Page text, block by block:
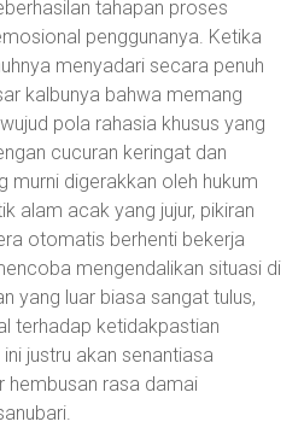
tahapan proses
penggunanya. Ketika
menyadari secara penuh
kalbunya bahwa memang
pola rahasia khusus yang
cucuran keringat dan
murni digerakkan oleh hukum
alam acak yang jujur, pikiran
otomatis berhenti bekerja
mengendalikan situasi di
yang luar biasa sangat tulus,
terhadap ketidakpastian
justru akan senantiasa
hembusan rasa damai